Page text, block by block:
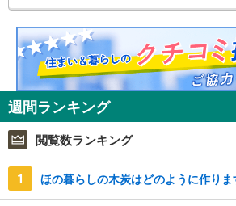
週間ランキング
閲覧数ランキング
1 ほの暮らしの木炭はどのように作りま